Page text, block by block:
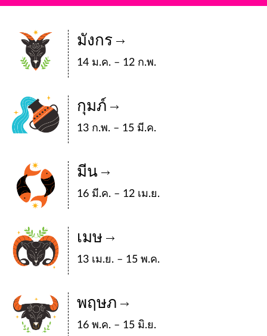
มังกร
14 ม.ค. – 12 ก.พ.
กุมภ์
13 ก.พ. – 15 มี.ค.
มีน
16 มี.ค. – 12 เม.ย.
เมษ
13 เม.ย. – 15 พ.ค.
พฤษภ
16 พ.ค. – 15 มิ.ย.